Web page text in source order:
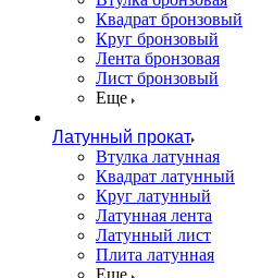
Квадрат бронзовый
Круг бронзовый
Лента бронзовая
Лист бронзовый
Еще
Латунный прокат
Втулка латунная
Квадрат латунный
Круг латунный
Латунная лента
Латунный лист
Плита латунная
Еще